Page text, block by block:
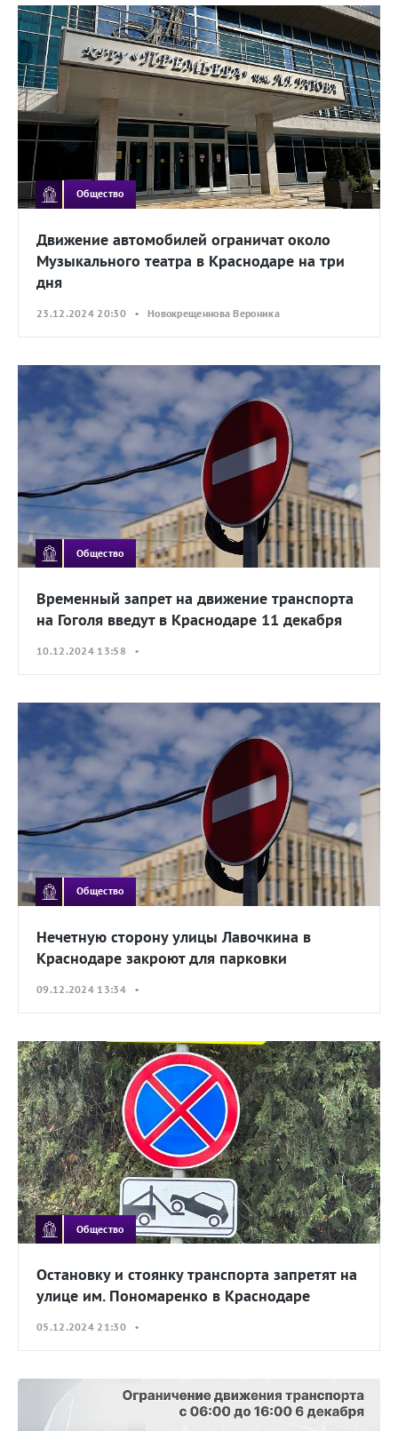
Общество
Движение автомобилей ограничат около
Музыкального театра в Краснодаре на три
дня
23.12.2024 20:30 • Новокрещеннова Вероника
Общество
Временный запрет на движение транспорта
на Гоголя введут в Краснодаре 11 декабря
10.12.2024 13:58 •
Общество
Нечетную сторону улицы Лавочкина в
Краснодаре закроют для парковки
09.12.2024 13:34 •
Общество
Остановку и стоянку транспорта запретят на
улице им. Пономаренко в Краснодаре
05.12.2024 21:30 •